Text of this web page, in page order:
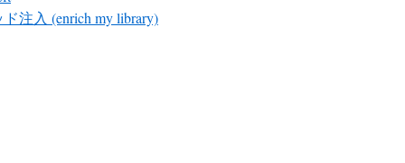
注入 (enrich my library)